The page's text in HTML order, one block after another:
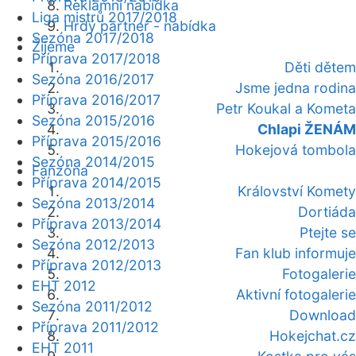
Reklamní nabídka
Hrdý partner - nabídka
Žijeme
Děti dětem
Jsme jedna rodina
Petr Koukal a Kometa
Chlapi ŽENÁM
Hokejová tombola
Fanzóna
Království Komety
Dortiáda
Ptejte se
Fan klub informuje
Fotogalerie
Aktivní fotogalerie
Download
Hokejchat.cz
Liga mistrů 2017/2018
Sezóna 2017/2018
Příprava 2017/2018
Sezóna 2016/2017
Příprava 2016/2017
Sezóna 2015/2016
Příprava 2015/2016
Sezóna 2014/2015
Příprava 2014/2015
Sezóna 2013/2014
Příprava 2013/2014
Sezóna 2012/2013
Příprava 2012/2013
EHT 2012
Sezóna 2011/2012
Příprava 2011/2012
EHT 2011